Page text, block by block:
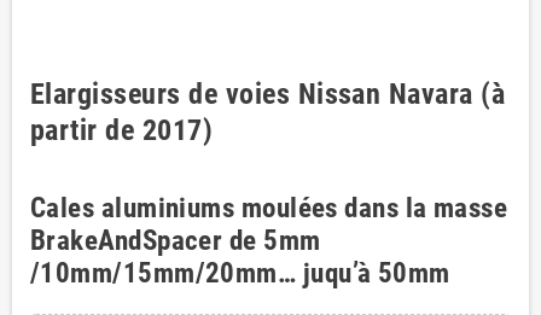
Elargisseurs de voies Nissan Navara (à
partir de 2017)
Cales aluminiums moulées dans la masse
BrakeAndSpacer de 5mm
/10mm/15mm/20mm… juqu’à 50mm